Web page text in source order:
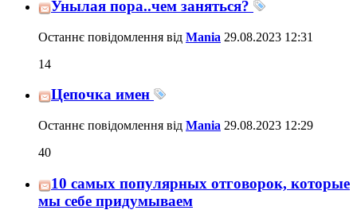
Унылая пора..чем заняться?
Останнє повідомлення від Mania 29.08.2023 12:31
14
Цепочка имен
Останнє повідомлення від Mania 29.08.2023 12:29
40
10 самых популярных отговорок, которые
мы себе придумываем